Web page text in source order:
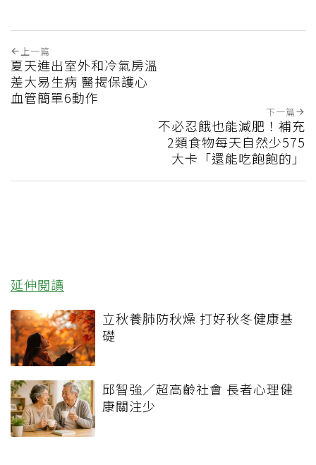
上一篇
夏天進出室外和冷氣房溫
差大易生病 醫揭保護心
血管簡單6動作
下一篇
不必忍餓也能減肥！補充
2類食物每天自然少575
大卡「還能吃飽飽的」
延伸閱讀
立秋養肺防秋燥 打好秋冬健康基
礎
邱智強／超高齡社會 長者心理健
康關注少